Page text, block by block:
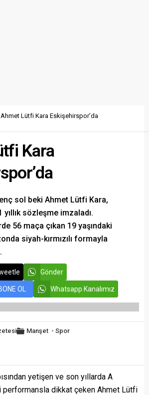
Ahmet Lütfi Kara Eskişehirspor’da
Kara
sol beki Ahmet Lütfi Kara,
sözleşme imzaladı.
56 maça çıkan 19 yaşındaki
siyah-kırmızılı formayla
Gönder
OL Whatsapp Kanalımız
Manşet - Spor
yetişen ve son yıllarda A
performansla dikkat çeken Ahmet Lütfi